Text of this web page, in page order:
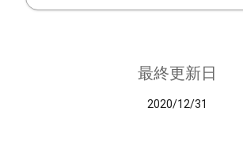
最終更新日
2020/12/31